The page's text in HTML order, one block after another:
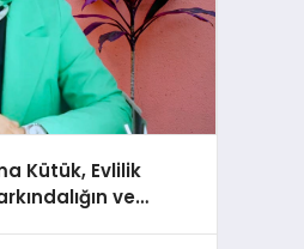
Kütük, Evlilik
ve